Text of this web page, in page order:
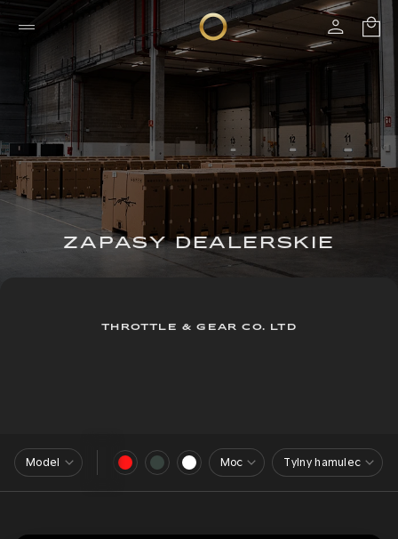
ZAPASY DEALERSKIE
THROTTLE & GEAR CO. LTD
Model Moc Tylny hamulec